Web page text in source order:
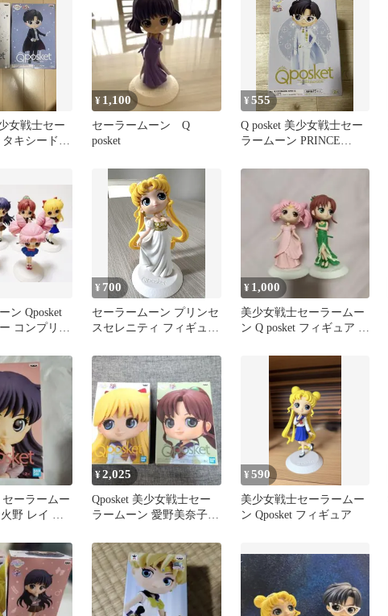
女戦士セー
キシード仮
¥ 1,100
セーラームーン Q
posket
¥555
Q posket 美少女戦士セー
ラームーン PRINCE
ン Qposket
コンプリー
¥ 700
セーラームーン プリンセ
スセレニティ フィギュ
¥ 1,000
美少女戦士セーラームー
ン Q posket フィギュア 2
ーラームー
野 レイ フ
¥2,025
Qposket 美少女戦士セー
ラームーン 愛野美奈子
¥590
美少女戦士セーラームー
ン Qposket フィギュア